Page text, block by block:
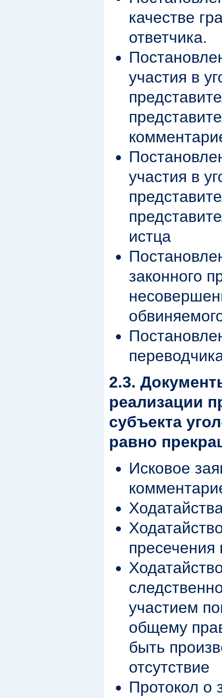
качестве
ответчика.
участия в
участия в
истца
законного
2.3.
реализации
субъекта
равно
Исковое
пресечения
участием
общему
быть
отсутствие
Протокол о